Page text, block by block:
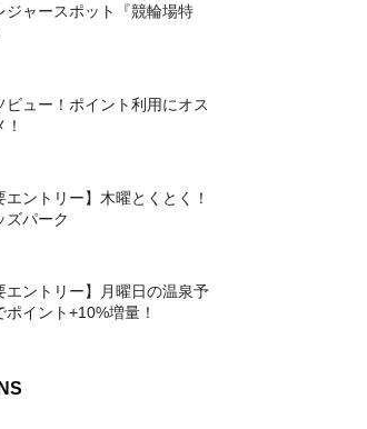
ジャースポット『競輪場特
ビュー！ポイント利用にオス
！
エントリー】木曜とくとく！
ズパーク
エントリー】月曜日の温泉予
ポイント+10%増量！